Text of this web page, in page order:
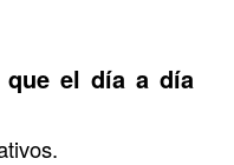
que el día a día